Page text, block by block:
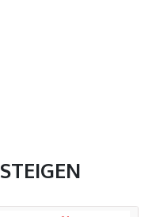
STEIGEN